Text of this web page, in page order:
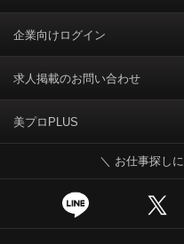
利用規約
掲載規約
個人情報保護ポリシー
個人情報のお取り扱いについて
Cookieポリシー
企業向けログイン
求人掲載のお問い合わせ
美プロPLUS
＼ お仕事探し